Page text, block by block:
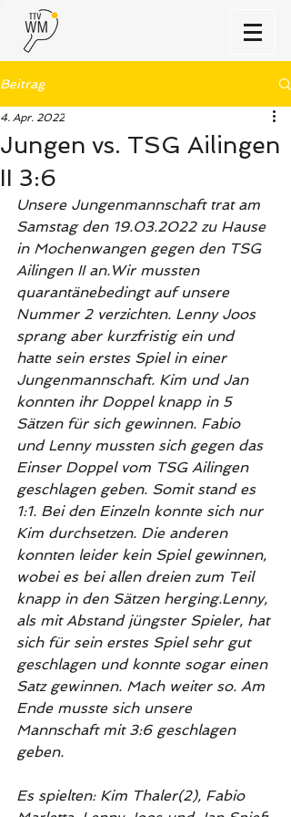
Beitrag
Jungen vs. TSG Ailingen
II 3:6
4. Apr. 2022
Unsere Jungenmannschaft trat am
Samstag den 19.03.2022 zu Hause
in Mochenwangen gegen den TSG
Ailingen II an.Wir mussten
quarantänebedingt auf unsere
Nummer 2 verzichten. Lenny Joos
sprang aber kurzfristig ein und
hatte sein erstes Spiel in einer
Jungenmannschaft. Kim und Jan
konnten ihr Doppel knapp in 5
Sätzen für sich gewinnen. Fabio
und Lenny mussten sich gegen das
Einser Doppel vom TSG Ailingen
geschlagen geben. Somit stand es
1:1. Bei den Einzeln konnte sich nur
Kim durchsetzen. Die anderen
konnten leider kein Spiel gewinnen,
wobei es bei allen dreien zum Teil
knapp in den Sätzen herging.Lenny,
als mit Abstand jüngster Spieler, hat
sich für sein erstes Spiel sehr gut
geschlagen und konnte sogar einen
Satz gewinnen. Mach weiter so. Am
Ende musste sich unsere
Mannschaft mit 3:6 geschlagen
geben.
Es spielten: Kim Thaler(2), Fabio